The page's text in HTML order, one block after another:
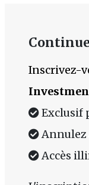
Inscrivez-
Exclusif
Annulez
Accès